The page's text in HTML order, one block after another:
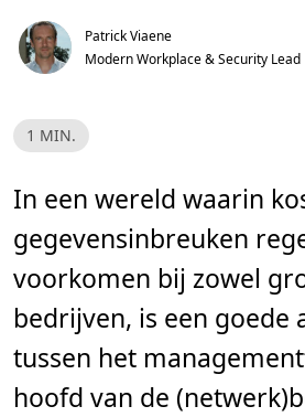
Patrick Viaene
Modern Workplace & Security Lead
L
e
t
i
d
,
m
n
.
1 MIN.
In een wereld waarin
gegevensinbreuken
voorkomen bij zowel
bedrijven, is een goede
tussen het
hoofd van de